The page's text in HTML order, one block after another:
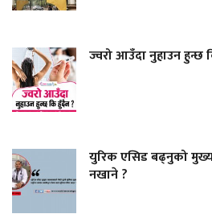
ज्वरो आउँदा नुहाउन हुन्छ
युरिक एसिड बढ्नुको
नखाने ?